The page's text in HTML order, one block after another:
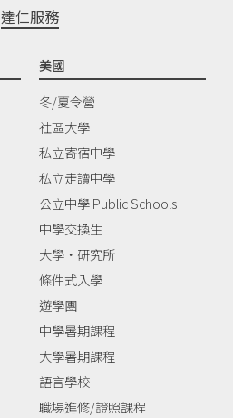
達仁服務
美國
冬/夏令營
社區大學
私立寄宿中學
私立走讀中學
公立中學 Public Schools
中學交換生
大學‧研究所
條件式入學
遊學團
中學暑期課程
大學暑期課程
語言學校
職場進修/證照課程